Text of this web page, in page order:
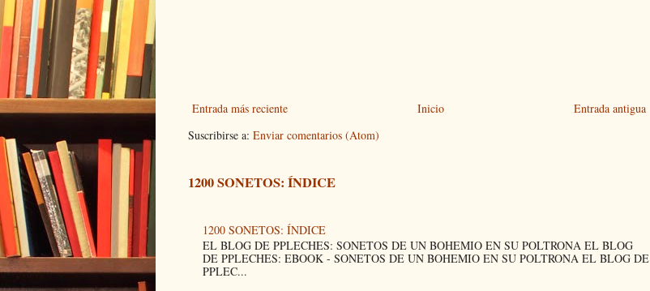
Entrada más reciente Entrada antigua
Inicio
Suscribirse a: Enviar comentarios (Atom)
1200 SONETOS: ÍNDICE
1200 SONETOS: ÍNDICE
EL BLOG DE PPLECHES: SONETOS DE UN BOHEMIO EN SU POLTRONA EL BLOG
DE PPLECHES: EBOOK - SONETOS DE UN BOHEMIO EN SU POLTRONA EL BLOG DE
PPLEC...